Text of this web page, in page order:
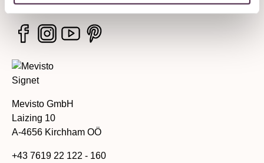
Mevisto GmbH
Laizing 10
A-4656 Kirchham OÖ
+43 7619 22 122 - 160